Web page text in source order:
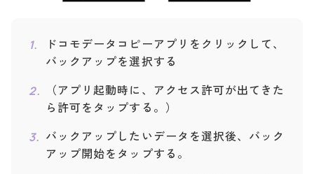
ドコモデータコピーアプリをクリックして、
バックアップを選択する
（アプリ起動時に、アクセス許可が出てきた
ら許可をタップする。）
バックアップしたいデータを選択後、バック
アップ開始をタップする。